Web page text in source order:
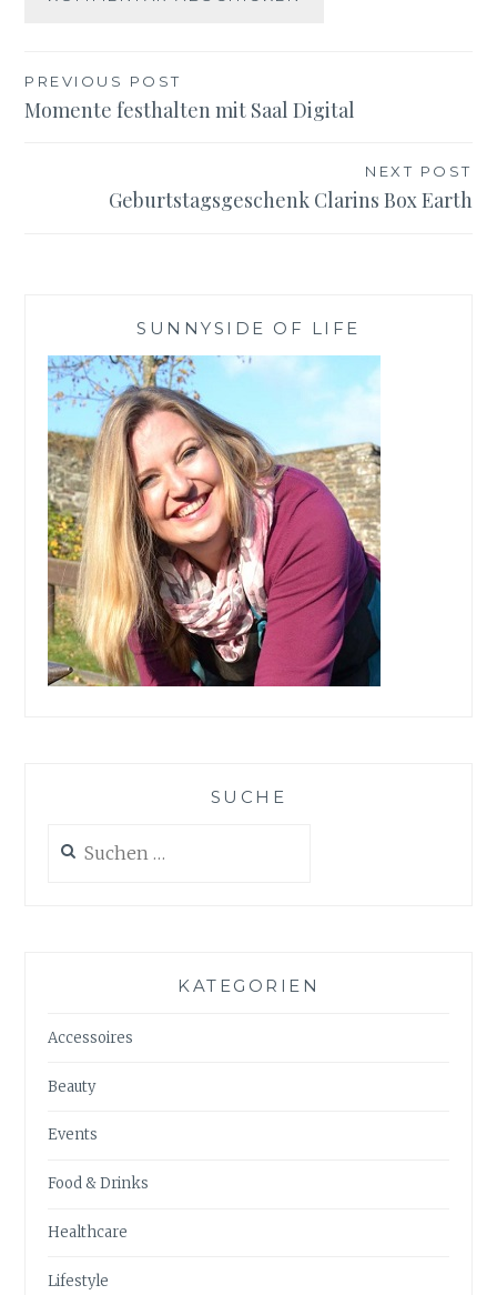
Beitragsnavigation
PREVIOUS POST
Momente festhalten mit Saal Digital
NEXT POST
Geburtstagsgeschenk Clarins Box Earth
SUNNYSIDE OF LIFE
SUCHE
nach:
KATEGORIEN
Accessoires
Beauty
Events
Food & Drinks
Healthcare
Lifestyle